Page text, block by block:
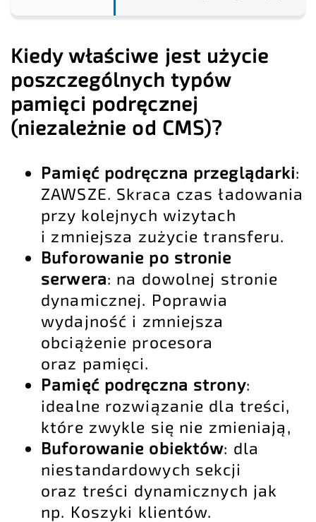
Kiedy właściwe jest użycie
poszczególnych typów
pamięci podręcznej
(niezależnie od CMS)?
Pamięć podręczna przeglądarki:
ZAWSZE. Skraca czas ładowania
przy kolejnych wizytach
i zmniejsza zużycie transferu.
Buforowanie po stronie
serwera: na dowolnej stronie
dynamicznej. Poprawia
wydajność i zmniejsza
obciążenie procesora
oraz pamięci.
Pamięć podręczna strony:
idealne rozwiązanie dla treści,
które zwykle się nie zmieniają,
Buforowanie obiektów: dla
niestandardowych sekcji
oraz treści dynamicznych jak
np. Koszyki klientów.